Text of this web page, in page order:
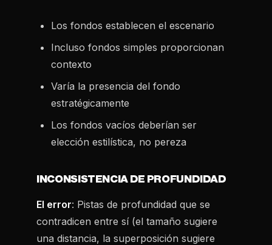
Los fondos establecen el escenario
Incluso fondos simples proporcionan
contexto
Varía la presencia del fondo
estratégicamente
Los fondos vacíos deberían ser
elección estilística, no pereza
INCONSISTENCIA DE PROFUNDIDAD
El error: Pistas de profundidad que se
contradicen entre sí (el tamaño sugiere
una distancia, la superposición sugiere